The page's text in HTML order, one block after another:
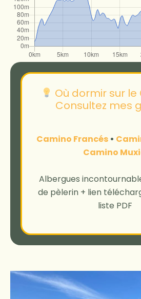
Où dormir sur le
Consultez mes
Camino Francés •
Camino
Albergues
de pèlerin + lien
liste PDF